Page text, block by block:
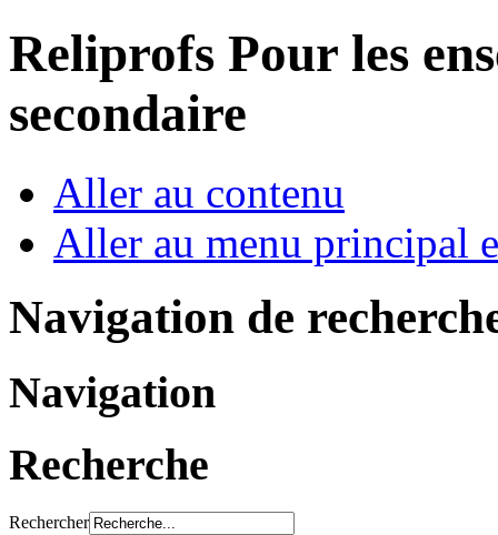
Reliprofs Pour les
secondaire
Aller au contenu
Aller au menu principal
Navigation de
Navigation
Recherche
Rechercher